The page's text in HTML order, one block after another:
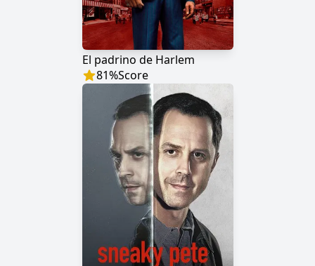
El padrino de Harlem
81%Score